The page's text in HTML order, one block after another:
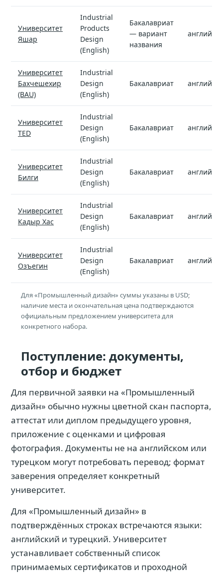
Университет
Яшар
Industrial
Products
Design
(English)
Бакалавриат
— вариант
названия
Университет
Бахчешехир
(BAU)
Industrial
Design
(English)
Бакалавриат
Университет
TED
Industrial
Design
(English)
Бакалавриат
Университет
Билги
Industrial
Design
(English)
Бакалавриат
Университет
Кадыр Хас
Industrial
Design
(English)
Бакалавриат
Университет
Озъегин
Industrial
Design
(English)
Бакалавриат
Для «Промышленный дизайн» суммы указаны в USD;
наличие места и окончательная цена подтверждаются
официальным предложением университета для
конкретного набора.
Поступление: документы,
отбор и бюджет
Для первичной заявки на «Промышленный
дизайн» обычно нужны цветной скан паспорта,
аттестат или диплом предыдущего уровня,
приложение с оценками и цифровая
фотография. Документы не на английском или
турецком могут потребовать перевод; формат
заверения определяет конкретный
университет.
Для «Промышленный дизайн» в
подтверждённых строках встречаются языки:
английский и турецкий. Университет
устанавливает собственный список
принимаемых сертификатов и проходной